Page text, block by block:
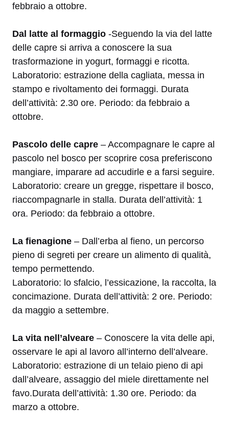
febbraio a ottobre.
Dal latte al formaggio -Seguendo la via del latte
delle capre si arriva a conoscere la sua
trasformazione in yogurt, formaggi e ricotta.
Laboratorio: estrazione della cagliata, messa in
stampo e rivoltamento dei formaggi. Durata
dell’attività: 2.30 ore. Periodo: da febbraio a
ottobre.
Pascolo delle capre – Accompagnare le capre al
pascolo nel bosco per scoprire cosa preferiscono
mangiare, imparare ad accudirle e a farsi seguire.
Laboratorio: creare un gregge, rispettare il bosco,
riaccompagnarle in stalla. Durata dell’attività: 1
ora. Periodo: da febbraio a ottobre.
La fienagione – Dall’erba al fieno, un percorso
pieno di segreti per creare un alimento di qualità,
tempo permettendo.
Laboratorio: lo sfalcio, l’essicazione, la raccolta, la
concimazione. Durata dell’attività: 2 ore. Periodo:
da maggio a settembre.
La vita nell’alveare – Conoscere la vita delle api,
osservare le api al lavoro all’interno dell’alveare.
Laboratorio: estrazione di un telaio pieno di api
dall’alveare, assaggio del miele direttamente nel
favo.Durata dell’attività: 1.30 ore. Periodo: da
marzo a ottobre.